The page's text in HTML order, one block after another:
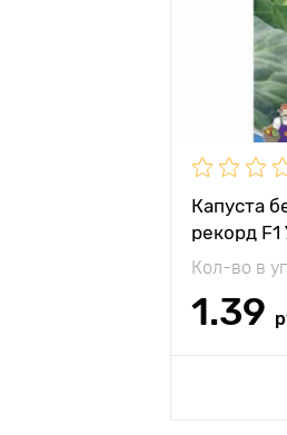
Капуста
рекорд F1
Кол-во в
1.39
Период